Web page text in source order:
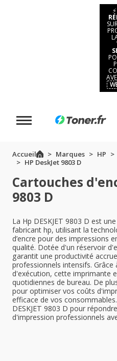
⚡
Accueil Marques HP
HP DeskJet 9803 D
Cartouches
9803 D
La Hp DESKJET 9803 D est
fabricant hp, utilisant la
d’encre pour des impressions
qualité. Dotée d'un réservoir
garantit une productivité
professionnels intensifs.
d'exécution, cette imprimante
quotidiennes de bureau. De
pour optimiser vos coûts
efficace de vos
DESKJET 9803 D pour
d'impression professionnels